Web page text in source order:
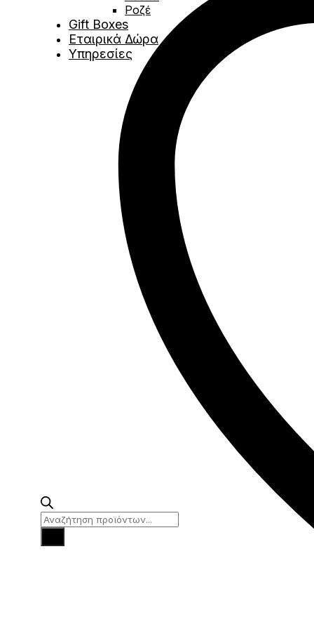
Ροζέ
Gift Boxes
Εταιρικά Δώρα
Υπηρεσίες
Products
search